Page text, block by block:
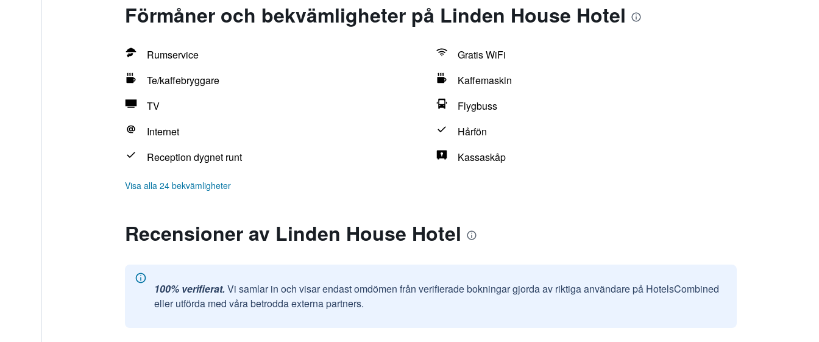
Förmåner och bekvämligheter på Linden House Hotel
Rumservice
Gratis WiFi
Te/kaffebryggare
Kaffemaskin
TV
Flygbuss
Internet
Hårfön
Reception dygnet runt
Kassaskåp
Visa alla 24 bekvämligheter
Recensioner av Linden House Hotel
100% verifierat. Vi samlar in och visar endast omdömen från verifierade bokningar gjorda av riktiga användare på HotelsCombined
eller utförda med våra betrodda externa partners.